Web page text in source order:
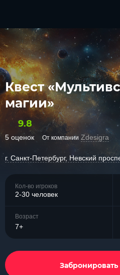
Квест
магии»
9.8
5 оценок От компании Zdesigra
г. Санкт-Петербург, Невский
Кол-во игроков
2-30 человек
Возраст
7+